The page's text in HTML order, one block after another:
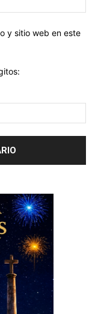
y sitio web en este